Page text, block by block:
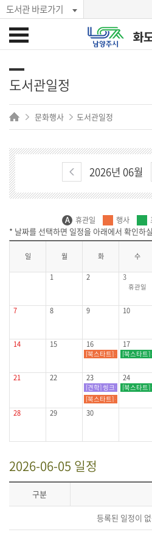
도서관 바로가기
화
도서관일정
문화행사 도서관일정
2026년 06월
휴관일 행사
일 월 화 수
1
2 3
휴관일
7 8 9 10
14 15 16
[북스타트] 북스타트 책
17
[북스타트
21 22 23
[견학] 씽크어린이집
[북스타트] 북스타트 책
24
[북스타트
28 29 30
2026-06-05 일정
구분
등록된 일정이